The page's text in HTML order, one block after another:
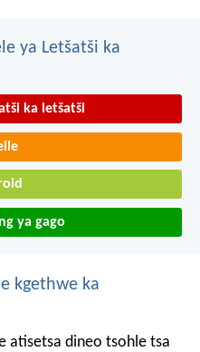
ya Letšatši ka
ka letšatši
ya gago
kgethwe ka
atisetsa dineo tsohle tsa